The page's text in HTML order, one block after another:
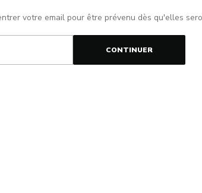
votre email pour être prévenu dès qu'elles
CONTINUER